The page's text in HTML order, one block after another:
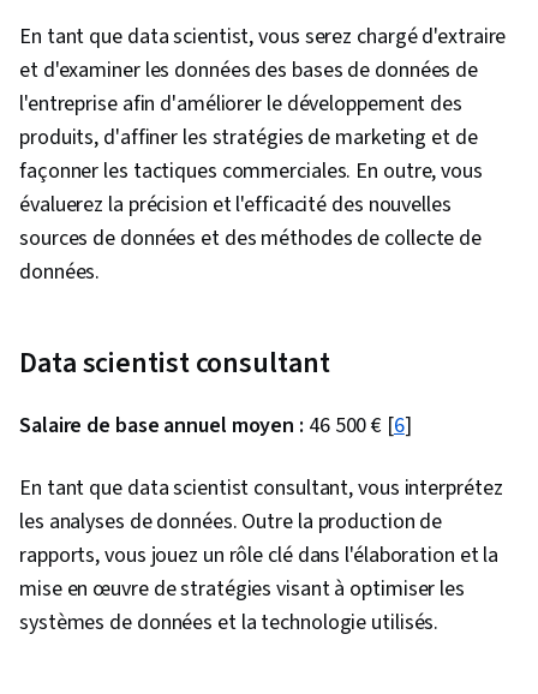
de formation, Recherche sur les entreprises
En tant que data scientist, vous serez chargé d'extraire
et d'examiner les données des bases de données de
l'entreprise afin d'améliorer le développement des
produits, d'affiner les stratégies de marketing et de
façonner les tactiques commerciales. En outre, vous
évaluerez la précision et l'efficacité des nouvelles
sources de données et des méthodes de collecte de
données.
Data scientist consultant
Salaire de base annuel moyen : 46 500 € [6]
En tant que data scientist consultant, vous interprétez
les analyses de données. Outre la production de
rapports, vous jouez un rôle clé dans l'élaboration et la
mise en œuvre de stratégies visant à optimiser les
systèmes de données et la technologie utilisés.